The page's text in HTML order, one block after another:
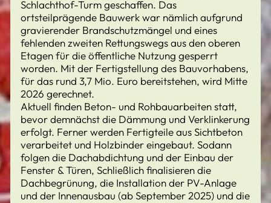
Schlachthof-Turm geschaffen. Das
ortsteilprägende Bauwerk war nämlich aufgrund
gravierender Brandschutzmängel und eines
fehlenden zweiten Rettungswegs aus den oberen
Etagen für die öffentliche Nutzung gesperrt
worden. Mit der Fertigstellung des Bauvorhabens,
für das rund 3,7 Mio. Euro bereitstehen, wird Mitte
2026 gerechnet.
Aktuell finden Beton- und Rohbauarbeiten statt,
bevor demnächst die Dämmung und Verklinkerung
erfolgt. Ferner werden Fertigteile aus Sichtbeton
verarbeitet und Holzbinder eingebaut. Sodann
folgen die Dachabdichtung und der Einbau der
Fenster & Türen, Schließlich finalisieren die
Dachbegrünung, die Installation der PV-Anlage
und der Innenausbau (ab September 2025) und die